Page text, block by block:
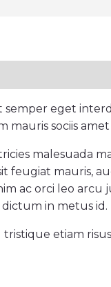
semper eget
mauris sociis
malesuada
feugiat mauris,
ac orci leo arcu
dictum in metus id.
tristique etiam